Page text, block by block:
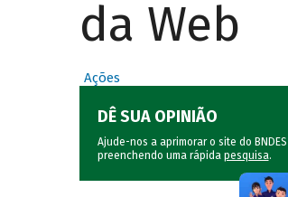
da Web
Ações
DÊ SUA OPINIÃO
Ajude-nos a aprimorar o site do BNDES
preenchendo uma rápida pesquisa.